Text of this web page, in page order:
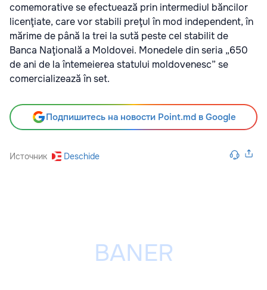
comemorative se efectuează prin intermediul băncilor
licenţiate, care vor stabili preţul în mod independent, în
mărime de până la trei la sută peste cel stabilit de
Banca Naţională a Moldovei. Monedele din seria „650
de ani de la întemeierea statului moldovenesc” se
comercializează în set.
Подпишитесь на новости Point.md в Google
Источник Deschide